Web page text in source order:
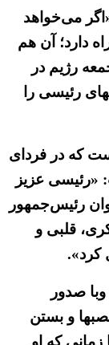
می‌خواهد
دارد؛ آن هم
رژیم در
رئیسی را
که در فردای
(۱۷تیر) گفت: «رئیسی عزیز
رئیس‌جمهور
قلبی و
کرد».
صدور
و بستن
زمانی که او